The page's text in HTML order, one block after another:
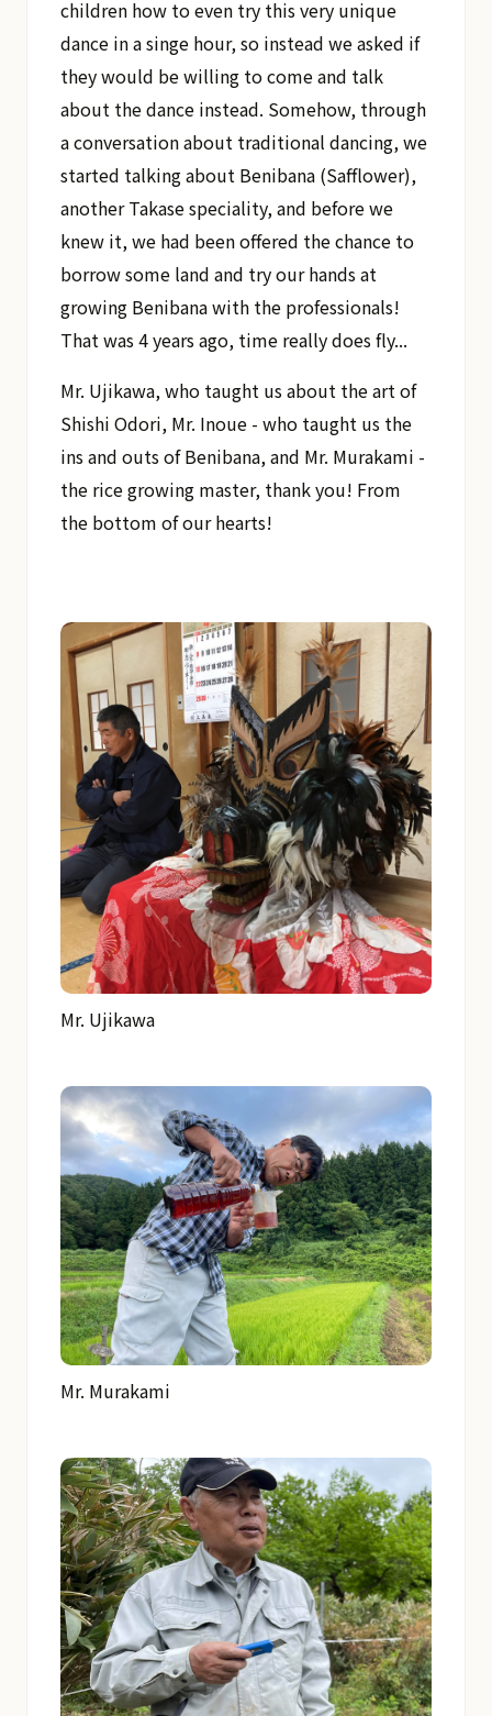
children how to even try this very unique
dance in a singe hour, so instead we asked if
they would be willing to come and talk
about the dance instead. Somehow, through
a conversation about traditional dancing, we
started talking about Benibana (Safflower),
another Takase speciality, and before we
knew it, we had been offered the chance to
borrow some land and try our hands at
growing Benibana with the professionals!
That was 4 years ago, time really does fly...
Mr. Ujikawa, who taught us about the art of
Shishi Odori, Mr. Inoue - who taught us the
ins and outs of Benibana, and Mr. Murakami -
the rice growing master, thank you! From
the bottom of our hearts!
Mr. Ujikawa
Mr. Murakami